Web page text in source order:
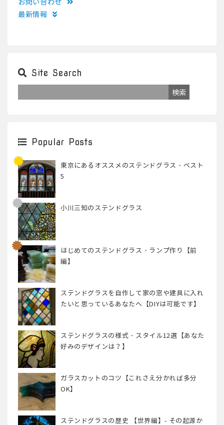
お問い合わせ
最新情報
Site Search
Popular Posts
東京にあるオススメのステンドグラス・ベスト
5
小川三知のステンドグラス
はじめてのステンドグラス・ランプ作り【前
編】
ステンドグラスを自作して家の窓や建具に入れ
たいと思っているあなたへ【DIYは可能です】
ステンドグラスの様式・スタイル12選【あなた
好みのデザインは？】
ガラスカットのコツ【これさえ分かれば多分
OK】
ステンドグラスの歴史 【世界編】- その起源か